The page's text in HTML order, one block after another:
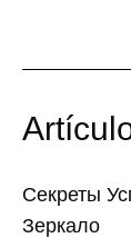
Секреты
Зеркало